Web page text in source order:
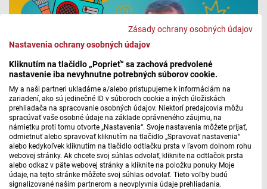
Zásady ochrany osobných údajov
Nastavenia ochrany osobných údajov
Kliknutím na tlačidlo „Poprieť“ sa zachová predvolené
nastavenie iba nevyhnutne potrebných súborov cookie.
My a naši partneri ukladáme a/alebo pristupujeme k informáciám na
zariadení, ako sú jedinečné ID v súboroch cookie a iných úložiskách
prehliadača na spracovanie osobných údajov. Niektorí predajcovia môžu
spracúvať vaše osobné údaje na základe oprávneného záujmu, na
námietku proti tomu otvorte „Nastavenia“. Svoje nastavenia môžete prijať,
odmietnuť alebo spravovať kliknutím na tlačidlo „Spravovať nastavenia“
alebo kedykoľvek kliknutím na tlačidlo odtlačku prsta v ľavom dolnom rohu
webovej stránky. Ak chcete svoj súhlas odvolať, kliknite na odtlačok prsta
alebo odkaz v päte webovej stránky a kliknite na položku ponuky Moje
údaje, na tejto stránke môžete svoj súhlas odvolať. Tieto voľby budú
signalizované našim partnerom a neovplyvnia údaje prehliadania.
Hrdinkovia: Sto rokov rozhlasu s hercom Alfrédom
Swanom
Hrdinkovia: Sto rokov rozhlasu s hudobnou
dramaturgičkou Soňou Horňákovou